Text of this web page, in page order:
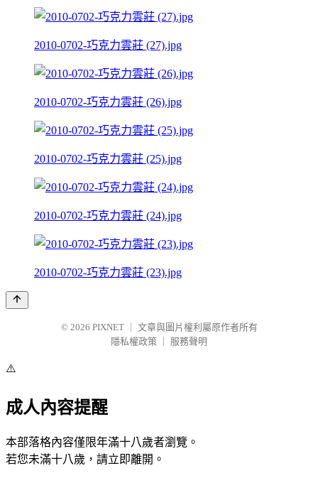
2010-0702-巧克力雲莊 (27).jpg
2010-0702-巧克力雲莊 (26).jpg
2010-0702-巧克力雲莊 (25).jpg
2010-0702-巧克力雲莊 (24).jpg
2010-0702-巧克力雲莊 (23).jpg
© 2026 PIXNET
文章與圖片權利屬原作者所有
隱私權政策
服務聲明
⚠️
成人內容提醒
本部落格內容僅限年滿十八歲者瀏覽。
若您未滿十八歲，請立即離開。